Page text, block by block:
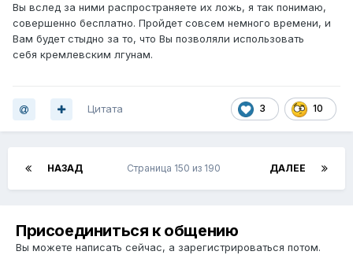
Вы вслед за ними распространяете их ложь, я так понимаю,
совершенно бесплатно. Пройдет совсем немного времени, и
Вам будет стыдно за то, что Вы позволяли использовать
себя кремлевским лгунам.
3 10
Цитата
НАЗАД ДАЛЕЕ
Страница 150 из 190
Присоединиться к общению
Вы можете написать сейчас, а зарегистрироваться потом.